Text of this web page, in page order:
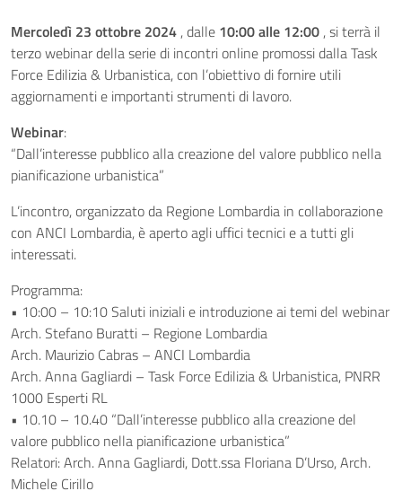
Mercoledì 23 ottobre 2024 , dalle 10:00 alle 12:00 , si terrà il
terzo webinar della serie di incontri online promossi dalla Task
Force Edilizia & Urbanistica, con l’obiettivo di fornire utili
aggiornamenti e importanti strumenti di lavoro.
Webinar:
“Dall’interesse pubblico alla creazione del valore pubblico nella
pianificazione urbanistica”
L’incontro, organizzato da Regione Lombardia in collaborazione
con ANCI Lombardia, è aperto agli uffici tecnici e a tutti gli
interessati.
Programma:
• 10:00 – 10:10 Saluti iniziali e introduzione ai temi del webinar
Arch. Stefano Buratti – Regione Lombardia
Arch. Maurizio Cabras – ANCI Lombardia
Arch. Anna Gagliardi – Task Force Edilizia & Urbanistica, PNRR
1000 Esperti RL
• 10.10 – 10.40 “Dall’interesse pubblico alla creazione del
valore pubblico nella pianificazione urbanistica”
Relatori: Arch. Anna Gagliardi, Dott.ssa Floriana D’Urso, Arch.
Michele Cirillo